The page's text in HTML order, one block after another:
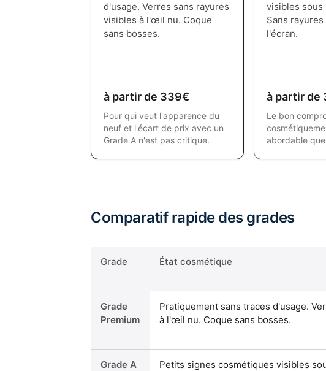
d'usage. Verres sans rayures
visibles à l'œil nu. Coque
sans bosses.
à partir de 339€
Pour qui veut l'apparence du
neuf et l'écart de prix avec un
Grade A n'est pas critique.
visibles sous
Sans
l'écran.
à partir de
Le bon
abordable
Comparatif rapide des grades
Grade État cosmétique
Grade
Premium
Pratiquement sans traces d'usage.
à l'œil nu. Coque sans bosses.
Grade A
Petits signes cosmétiques visibles